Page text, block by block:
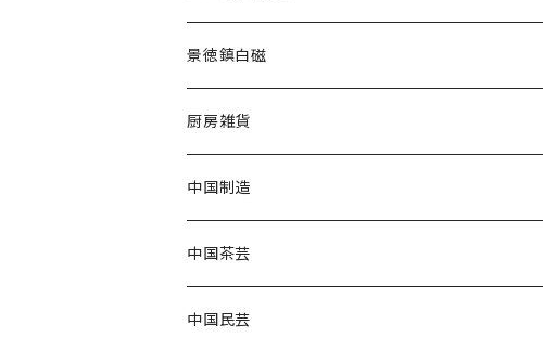
景徳鎮白磁
厨房雑貨
中国制造
中国茶芸
中国民芸